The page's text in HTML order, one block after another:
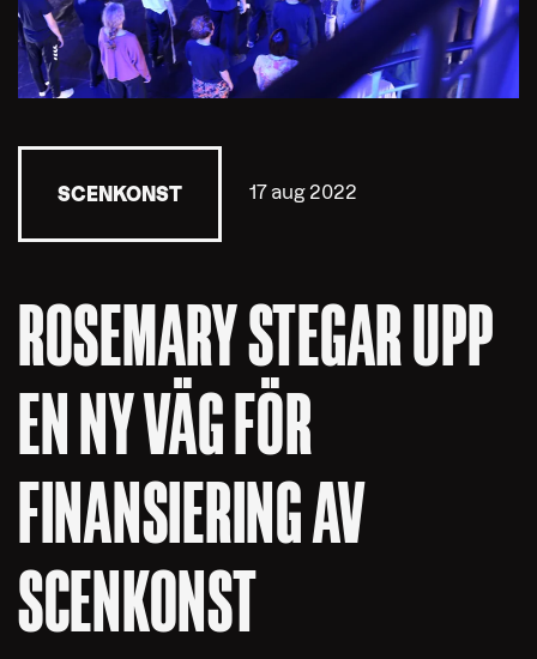
SCENKONST 17 aug 2022
ROSEMARY STEGAR UPP
EN NY VÄG FÖR
FINANSIERING AV
SCENKONST